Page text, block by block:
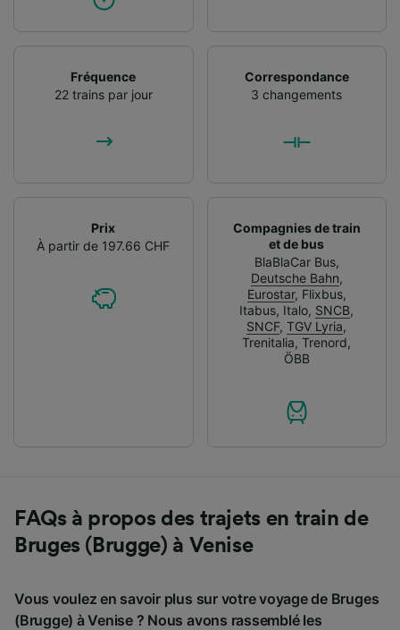
Fréquence
22 trains par jour
Correspondance
3 changements
Prix
À partir de 197.66 CHF
Compagnies de train
et de bus
BlaBlaCar Bus,
Deutsche Bahn,
Eurostar, Flixbus,
Itabus, Italo, SNCB,
SNCF,TGV Lyria,
Trenitalia,Trenord,
ÖBB
FAQs à propos des trajets en train de
Bruges (Brugge) à Venise
Vous voulez en savoir plus sur votre voyage de Bruges
(Brugge) à Venise ? Nous avons rassemblé les